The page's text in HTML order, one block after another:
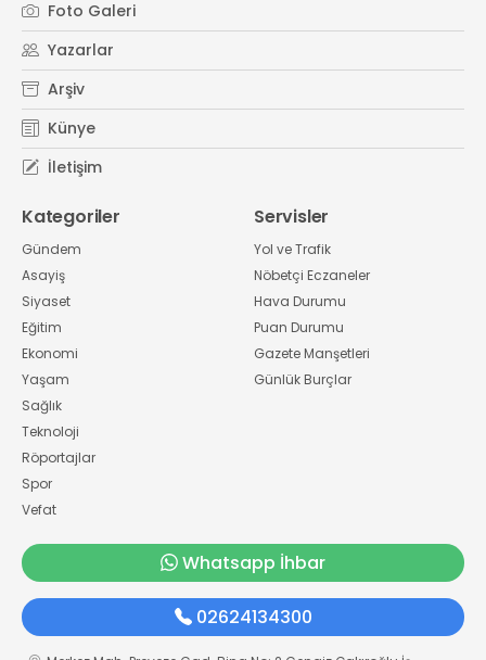
Foto Galeri
Yazarlar
Arşiv
Künye
İletişim
Kategoriler
Gündem
Asayiş
Siyaset
Eğitim
Ekonomi
Yaşam
Sağlık
Teknoloji
Röportajlar
Spor
Vefat
Servisler
Yol ve Trafik
Nöbetçi Eczaneler
Hava Durumu
Puan Durumu
Gazete Manşetleri
Günlük Burçlar
Whatsapp İhbar
02624134300